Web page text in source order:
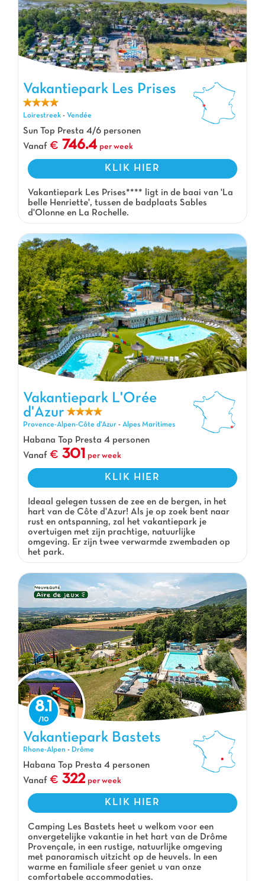
Vakantiepark Les Prises, Vakantiepark Loirestreek
Vakantiepark Les Prises
Loirestreek - Vendée
Sun Top Presta 4/6 personen
Vanaf
746.4 per week
KLIK HIER
Vakantiepark Les Prises**** ligt in de baai van 'La
belle Henriette', tussen de badplaats Sables
d'Olonne en La Rochelle.
Vakantiepark L'Orée d'Azur, Vakantiepark Provence-Alpen-Côte
d'Azur
Vakantiepark L'Orée
d'Azur
Provence-Alpen-Côte d'Azur - Alpes Maritimes
Habana Top Presta 4 personen
Vanaf
301 per week
KLIK HIER
Ideaal gelegen tussen de zee en de bergen, in het
hart van de Côte d'Azur! Als je op zoek bent naar
rust en ontspanning, zal het vakantiepark je
overtuigen met zijn prachtige, natuurlijke
omgeving. Er zijn twee verwarmde zwembaden op
het park.
Vakantiepark Bastets, Vakantiepark Rhone-Alpen
8.1
Vakantiepark Bastets
Rhone-Alpen - Drôme
Habana Top Presta 4 personen
Vanaf
322 per week
KLIK HIER
Camping Les Bastets heet u welkom voor een
onvergetelijke vakantie in het hart van de Drôme
Provençale, in een rustige, natuurlijke omgeving
met panoramisch uitzicht op de heuvels. In een
warme en familiale sfeer geniet u van onze
comfortabele accommodaties.